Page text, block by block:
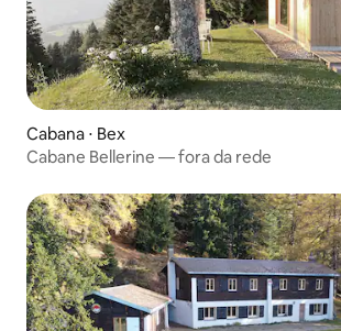
Cabana ⋅ Bex
Cabane Bellerine — fora da rede